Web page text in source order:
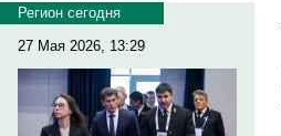
Регион сегодня
27 Мая 2026, 13:29